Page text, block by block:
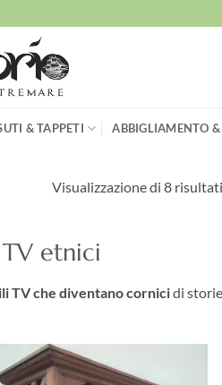
& TAPPETI ABBIGLIAMENTO &
Visualizzazione di 8 risultati
etnici
TV che diventano cornicidi